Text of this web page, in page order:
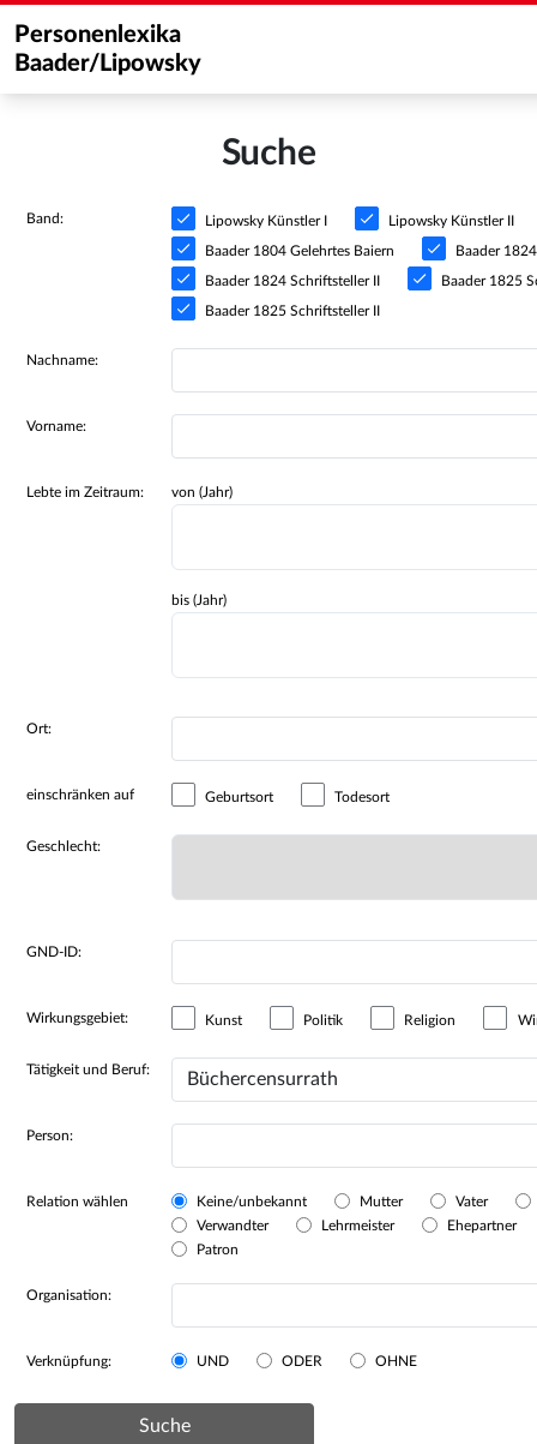
Personenlexika
Baader/Lipowsky
Suche
Band: Lipowsky Künstler I Lipowsky Künstler II
Baader 1804 Gelehrtes Baiern Baader
Baader 1824 Schriftsteller II Baader 1825
Baader 1825 Schriftsteller II
Nachname:
Vorname:
Lebte im Zeitraum: von (Jahr)
bis (Jahr)
Ort:
einschränken auf Geburtsort Todesort
Geschlecht:
GND-ID:
Wirkungsgebiet: Kunst Politik Religion
Tätigkeit und Beruf:
Person:
Relation wählen Keine/unbekannt Mutter
Vater
Verwandter
Lehrmeister
Ehepartner
Patron
Organisation:
Verknüpfung: UND ODER OHNE
Suche